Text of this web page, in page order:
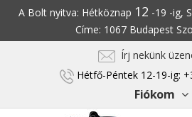
A Bolt nyitva: Hétköznap 12 -19 -ig,
Címe: 1067 Budapest
Írj nekünk
Hétfő-Péntek 12-19-ig:
Fiókom